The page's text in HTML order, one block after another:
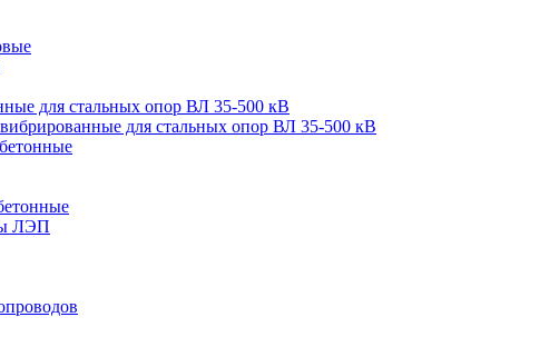
для стальных опор ВЛ 35-500 кВ
для стальных опор ВЛ 35-500 кВ
ЛЭП